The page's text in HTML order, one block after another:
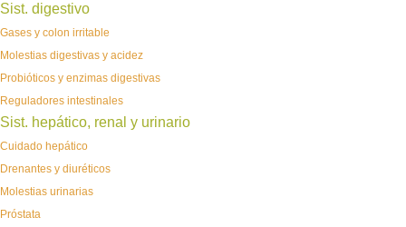
Sist. digestivo
Gases y colon irritable
Molestias digestivas y acidez
Probióticos y enzimas digestivas
Reguladores intestinales
Sist. hepático, renal y urinario
Cuidado hepático
Drenantes y diuréticos
Molestias urinarias
Próstata